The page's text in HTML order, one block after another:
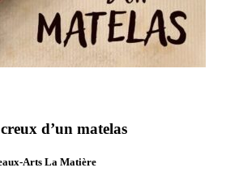
d’un matelas
Arts La Matière